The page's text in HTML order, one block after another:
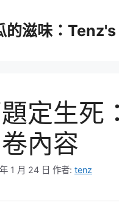
的滋味：
定生死
內容
1 月 24 日 作者: tenz